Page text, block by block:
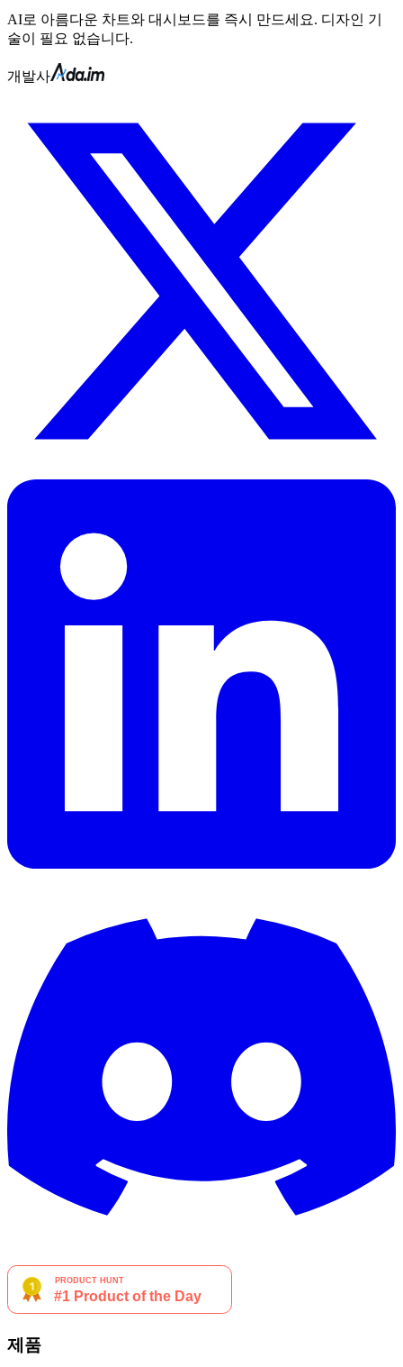
AI로 아름다운 차트와 대시보드를 즉시 만드세요. 디자인 기
술이 필요 없습니다.
개발사
제품